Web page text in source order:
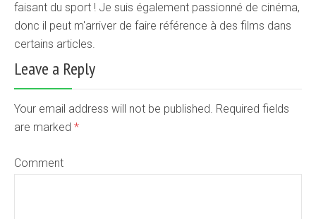
faisant du sport ! Je suis également passionné de cinéma,
donc il peut m'arriver de faire référence à des films dans
certains articles.
Leave a Reply
Your email address will not be published. Required fields
are marked *
Comment